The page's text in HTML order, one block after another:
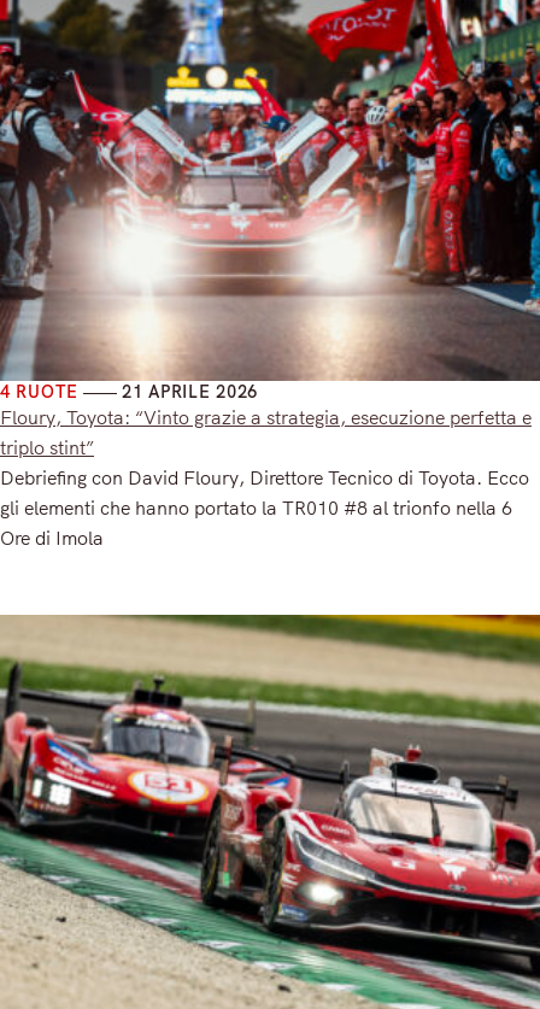
4 RUOTE 21 APRILE 2026
Floury, Toyota: “Vinto grazie a strategia, esecuzione perfetta e
triplo stint”
Debriefing con David Floury, Direttore Tecnico di Toyota. Ecco
gli elementi che hanno portato la TR010 #8 al trionfo nella 6
Ore di Imola